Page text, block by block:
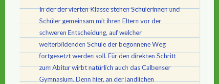
In der der vierten Klasse stehen Schülerinnen und
Schüler gemeinsam mit ihren Eltern vor der
schweren Entscheidung, auf welcher
weiterbildenden Schule der begonnene Weg
fortgesetzt werden soll. Für den direkten Schritt
zum Abitur wirbt natürlich auch das Calbenser
Gymnasium. Denn hier, an der ländlichen